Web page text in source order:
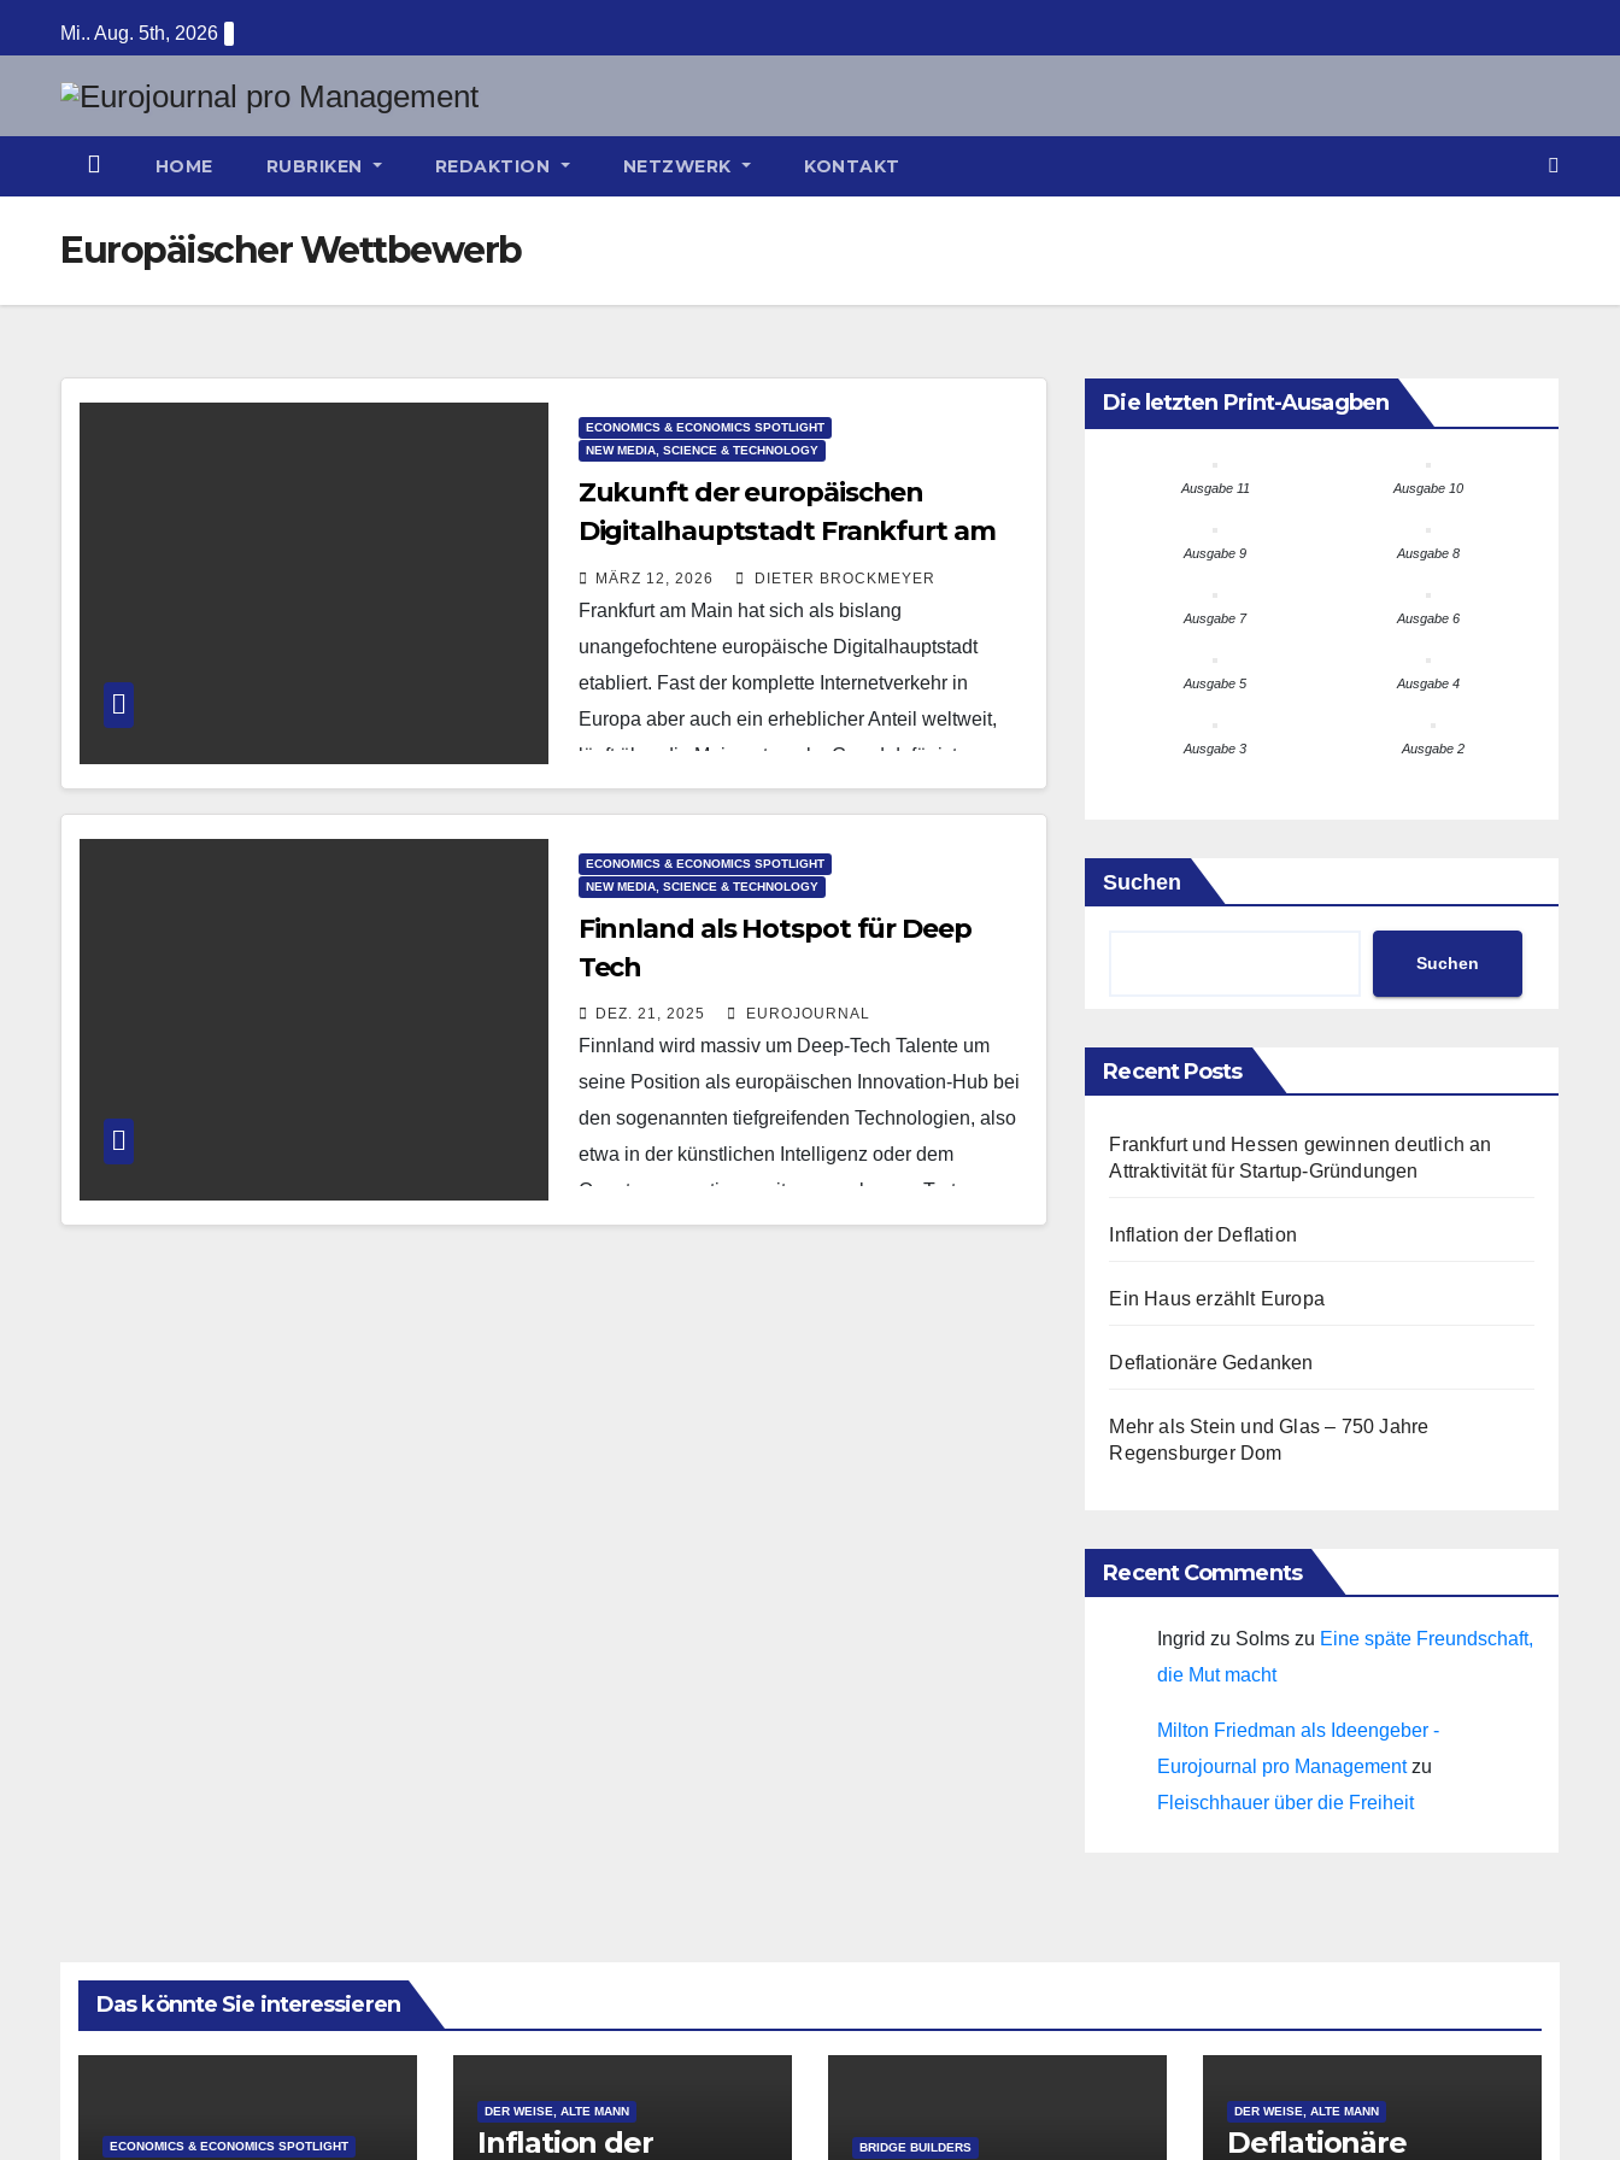
Inhalt
springen
Mi.. Aug. 5th, 2026
HOME RUBRIKEN REDAKTION NETZWERK KONTAKT
Europäischer Wettbewerb
ECONOMICS & ECONOMICS SPOTLIGHT
NEW MEDIA, SCIENCE & TECHNOLOGY
Zukunft der europäischen
Digitalhauptstadt Frankfurt am
Main
MÄRZ 12, 2026 DIETER BROCKMEYER
Frankfurt am Main hat sich als bislang
unangefochtene europäische Digitalhauptstadt
etabliert. Fast der komplette Internetverkehr in
Europa aber auch ein erheblicher Anteil weltweit,
läuft über die Mainmetropole. Grund dafür ist…
ECONOMICS & ECONOMICS SPOTLIGHT
NEW MEDIA, SCIENCE & TECHNOLOGY
Finnland als Hotspot für Deep
Tech
DEZ. 21, 2025 EUROJOURNAL
Finnland wird massiv um Deep-Tech Talente um
seine Position als europäischen Innovation-Hub bei
den sogenannten tiefgreifenden Technologien, also
etwa in der künstlichen Intelligenz oder dem
Quantencomputing, weiter auszubauen. Trotz
seiner…
Die letzten Print-Ausagben
Ausgabe 11 Ausgabe 10
Ausgabe 9 Ausgabe 8
Ausgabe 7 Ausgabe 6
Ausgabe 5 Ausgabe 4
Ausgabe 3 Ausgabe 2
Suchen
Suchen
Recent Posts
Frankfurt und Hessen gewinnen deutlich an
Attraktivität für Startup-Gründungen
Inflation der Deflation
Ein Haus erzählt Europa
Deflationäre Gedanken
Mehr als Stein und Glas – 750 Jahre
Regensburger Dom
Recent Comments
Ingrid zu Solms zu Eine späte Freundschaft,
die Mut macht
Milton Friedman als Ideengeber -
Eurojournal pro Managementzu
Fleischhauer über die Freiheit
Das könnte Sie interessieren
ECONOMICS & ECONOMICS SPOTLIGHT
DER WEISE, ALTE MANN
Inflation der
BRIDGE BUILDERS
DER WEISE, ALTE MANN
Deflationäre